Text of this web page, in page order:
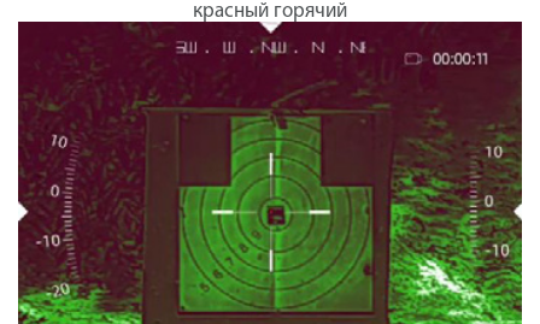
красный горячий